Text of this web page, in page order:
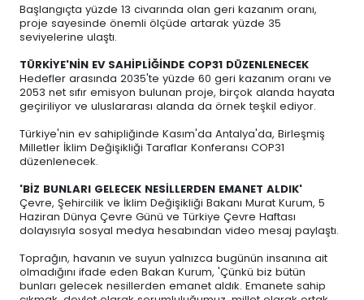
Başlangıçta yüzde 13 civarında olan geri kazanım oranı,
proje sayesinde önemli ölçüde artarak yüzde 35
seviyelerine ulaştı.
TÜRKİYE'NİN EV SAHİPLİĞİNDE COP31 DÜZENLENECEK
Hedefler arasında 2035'te yüzde 60 geri kazanım oranı ve
2053 net sıfır emisyon bulunan proje, birçok alanda hayata
geçiriliyor ve uluslararası alanda da örnek teşkil ediyor.
Türkiye'nin ev sahipliğinde Kasım'da Antalya'da, Birleşmiş
Milletler İklim Değişikliği Taraflar Konferansı COP31
düzenlenecek.
'BİZ BUNLARI GELECEK NESİLLERDEN EMANET ALDIK'
Çevre, Şehircilik ve İklim Değişikliği Bakanı Murat Kurum, 5
Haziran Dünya Çevre Günü ve Türkiye Çevre Haftası
dolayısıyla sosyal medya hesabından video mesaj paylaştı.
Toprağın, havanın ve suyun yalnızca bugünün insanına ait
olmadığını ifade eden Bakan Kurum, 'Çünkü biz bütün
bunları gelecek nesillerden emanet aldık. Emanete sahip